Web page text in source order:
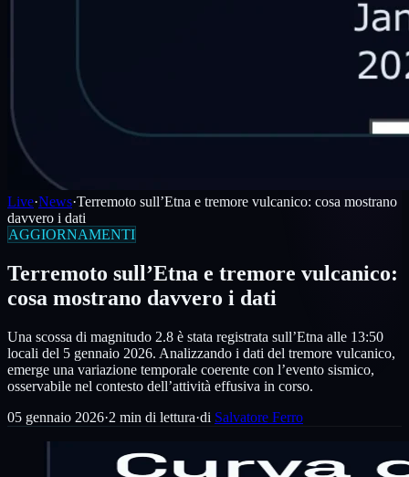
Live·News·Terremoto sull’Etna e tremore vulcanico: cosa mostrano
davvero i dati
AGGIORNAMENTI
Terremoto sull’Etna e tremore vulcanico:
cosa mostrano davvero i dati
Una scossa di magnitudo 2.8 è stata registrata sull’Etna alle 13:50
locali del 5 gennaio 2026. Analizzando i dati del tremore vulcanico,
emerge una variazione temporale coerente con l’evento sismico,
osservabile nel contesto dell’attività effusiva in corso.
05 gennaio 2026·2 min di lettura·di Salvatore Ferro